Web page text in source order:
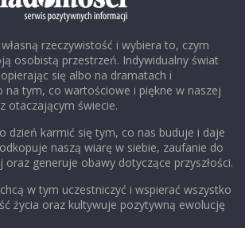
rzeczywistość i wybiera to, czym
osobistą przestrzeń. Indywidualny świat
się albo na dramatach i
na tym, co wartościowe i piękne w naszej
otaczającym świecie.
dzień karmić się tym, co nas buduje i daje
naszą wiarę w siebie, zaufanie do
oraz generuje obawy dotyczące przyszłości.
w tym uczestniczyć i wspierać wszystko
życia oraz kultywuje pozytywną ewolucję